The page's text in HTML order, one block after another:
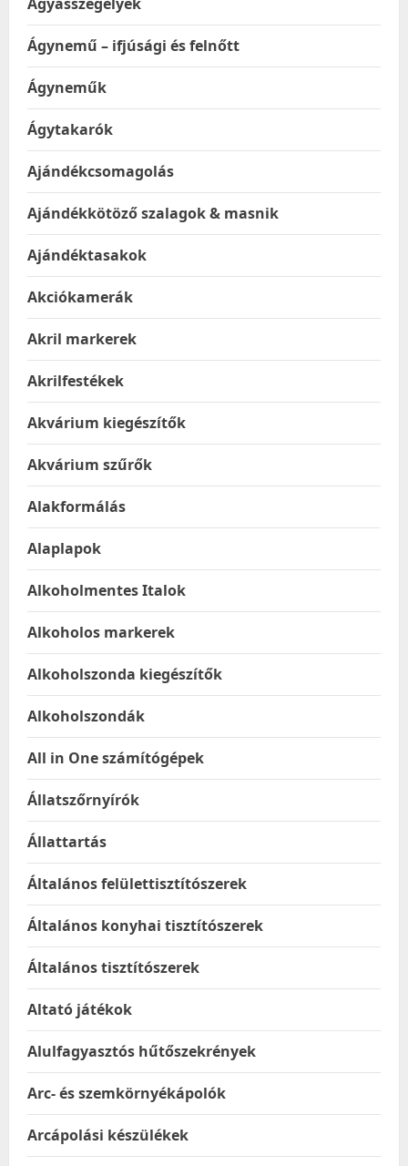
Ágyásszegélyek
Ágynemű – ifjúsági és felnőtt
Ágyneműk
Ágytakarók
Ajándékcsomagolás
Ajándékkötöző szalagok & masnik
Ajándéktasakok
Akciókamerák
Akril markerek
Akrilfestékek
Akvárium kiegészítők
Akvárium szűrők
Alakformálás
Alaplapok
Alkoholmentes Italok
Alkoholos markerek
Alkoholszonda kiegészítők
Alkoholszondák
All in One számítógépek
Állatszőrnyírók
Állattartás
Általános felülettisztítószerek
Általános konyhai tisztítószerek
Általános tisztítószerek
Altató játékok
Alulfagyasztós hűtőszekrények
Arc- és szemkörnyékápolók
Arcápolási készülékek